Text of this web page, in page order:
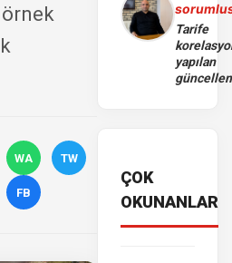
WA TW
FB
Tarife
yapılan
ÇOK
OKUNANLAR